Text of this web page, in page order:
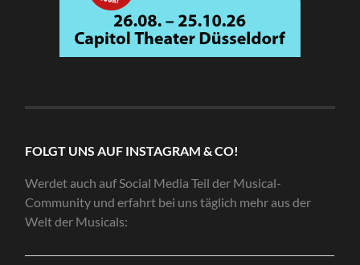
FOLGT UNS AUF INSTAGRAM & CO!
Werdet auch auf Social Media Teil der Musical-
Community und erfahrt bei uns täglich mehr aus der
Welt der Musicals: